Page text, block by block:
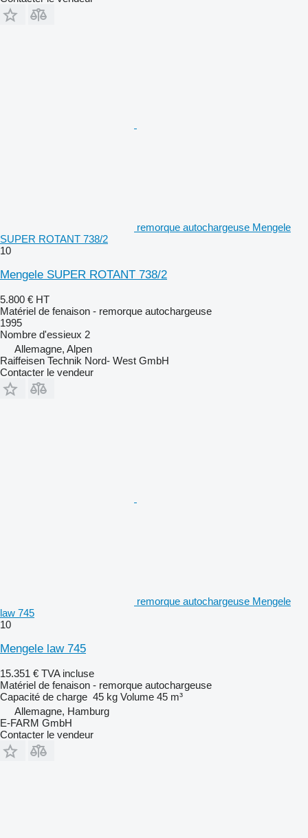
remorque autochargeuse Mengele
SUPER ROTANT 738/2
10
Mengele SUPER ROTANT 738/2
5.800 € HT
Matériel de fenaison - remorque autochargeuse
1995
Nombre d'essieux 2
Allemagne, Alpen
Raiffeisen Technik Nord- West GmbH
Contacter le vendeur
remorque autochargeuse Mengele
law 745
10
Mengele law 745
15.351 € TVA incluse
Matériel de fenaison - remorque autochargeuse
Capacité de charge 45 kg Volume 45 m³
Allemagne, Hamburg
E-FARM GmbH
Contacter le vendeur